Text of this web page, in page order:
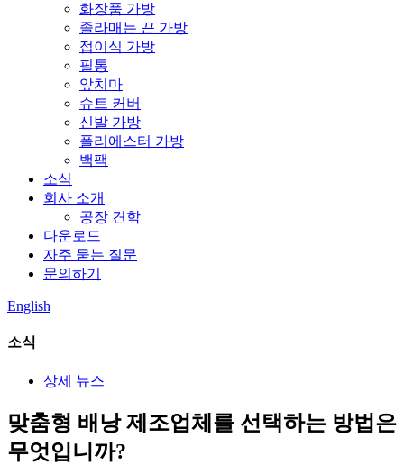
화장품 가방
졸라매는 끈 가방
접이식 가방
필통
앞치마
슈트 커버
신발 가방
폴리에스터 가방
백팩
소식
회사 소개
공장 견학
다운로드
자주 묻는 질문
문의하기
English
소식
상세 뉴스
맞춤형 배낭 제조업체를 선택하는 방법은
무엇입니까?